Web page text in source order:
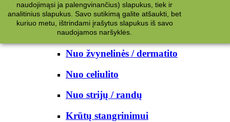
Nuo prakaito
Kūno prausikliai
Nuo žvynelinės / dermatito
Nuo celiulito
Nuo strijų / randų
Krūtų stangrinimui
naudojimąsi ja palengvinančius) slapukus, tiek ir
analitinius slapukus. Savo sutikimą galite atšaukti, bet
kuriuo metu, ištrindami įrašytus slapukus iš savo
naudojamos naršyklės.